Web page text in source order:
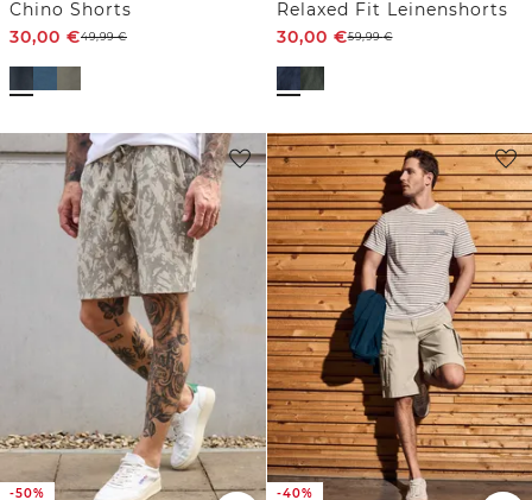
Chino Shorts
30,00 €49,99€
Relaxed Fit Leinenshorts
30,00 €59,99€
-50% -40%